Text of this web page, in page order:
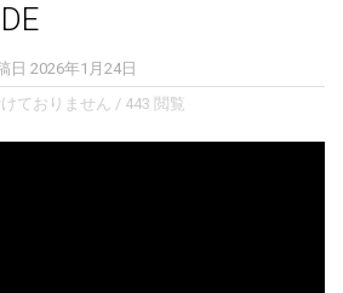
日 2026年1月24日
ておりません / 443 閲覧